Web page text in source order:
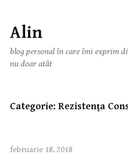
Skip
content
Alin
blog personal în care îmi exprim
nu doar atât
Categorie: Rezistenţa
februarie 18, 2018